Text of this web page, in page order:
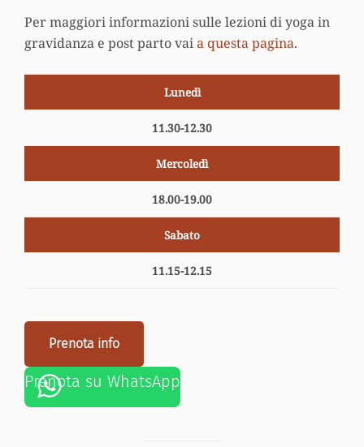
Per maggiori informazioni sulle lezioni di yoga in
gravidanza e post parto vaia questa pagina.
Lunedì
11.30-12.30
Mercoledì
18.00-19.00
Sabato
11.15-12.15
Prenota info
Prenota su WhatsApp